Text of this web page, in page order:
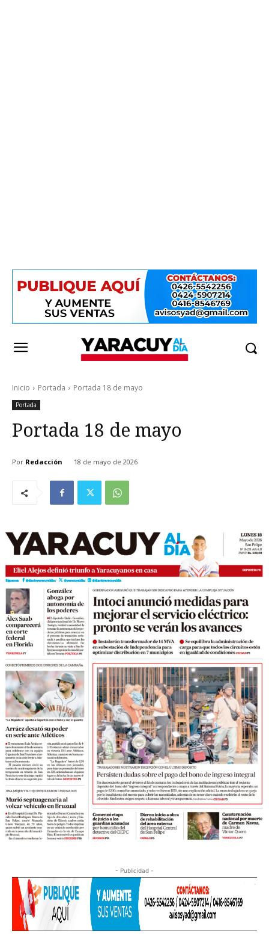
Inicio Portada Portada 18 de mayo
Portada
Portada 18 de mayo
Por Redacción 18 de mayo de 2026
- Publicidad -